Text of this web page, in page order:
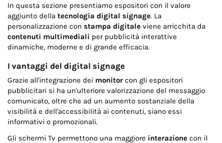
In questa sezione presentiamo espositori con il valore
aggiunto della tecnologia digital signage. La
personalizzazione con stampa digitale viene arricchita da
contenuti multimediali per pubblicità interattive
dinamiche, moderne e di grande efficacia.
I vantaggi del digital signage
Grazie all'integrazione dei monitor con gli espositori
pubblicitari si ha un'ulteriore valorizzazione del messaggio
comunicato, oltre che ad un aumento sostanziale della
visibilità e dell'accessibilità ai contenuti, siano essi
informativi o promozionali.
Gli schermi Tv permettono una maggiore interazione con il